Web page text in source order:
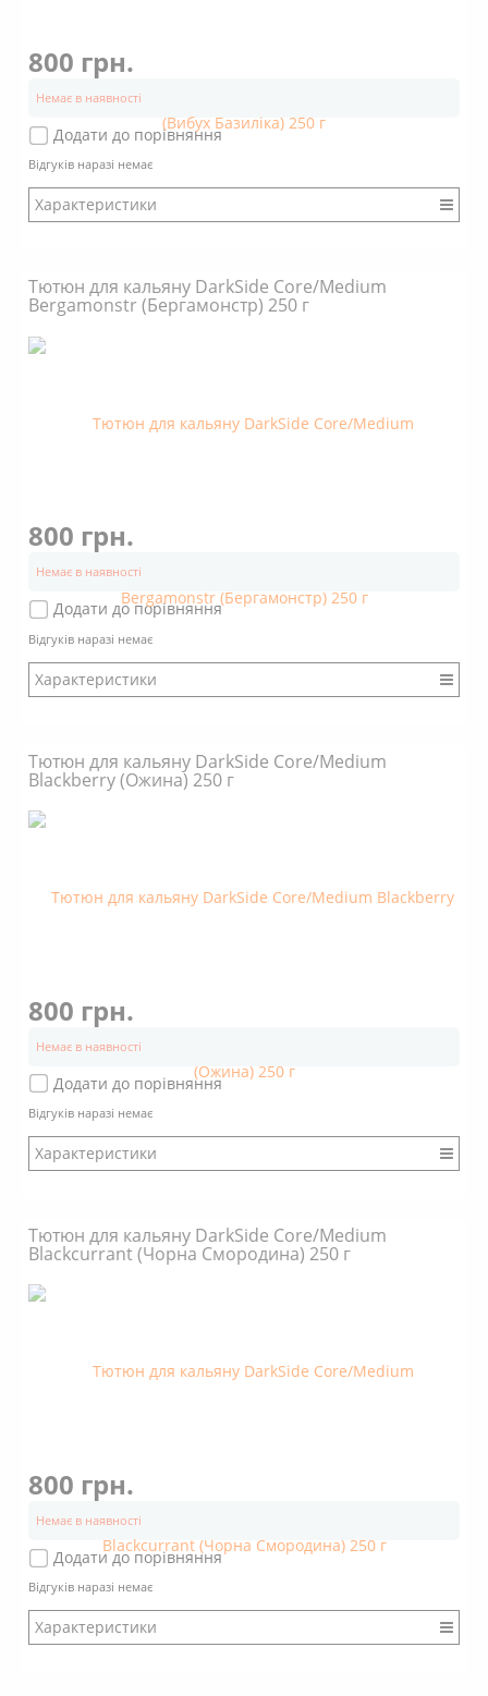
800 грн.
Немає в наявності
Додати до порівняння
Відгуків наразі немає
Характеристики
Смак: Насичений
Аромат: Солодкий
Аромат: Трав'яний
Димність: Вищє середнього
Тютюн для кальяну DarkSide Core/Medium
Bergamonstr (Бергамонстр) 250 г
800 грн.
Немає в наявності
Додати до порівняння
Відгуків наразі немає
Характеристики
Смак: Насичений
Аромат: Кислий
Аромат: Чайний
Аромат: Цитрусовий
Тютюн для кальяну DarkSide Core/Medium
Blackberry (Ожина) 250 г
800 грн.
Немає в наявності
Додати до порівняння
Відгуків наразі немає
Характеристики
Смак: Насичений
Аромат: Солодкий
Аромат: Терпкий
Аромат: Ягідний
Тютюн для кальяну DarkSide Core/Medium
Blackcurrant (Чорна Смородина) 250 г
800 грн.
Немає в наявності
Додати до порівняння
Відгуків наразі немає
Характеристики